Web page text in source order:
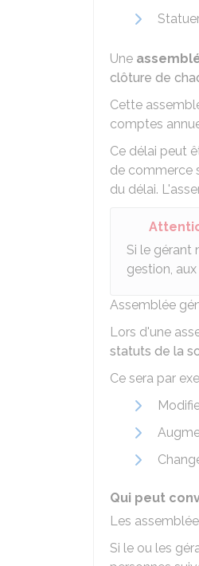
Une
clôture de
Cette
comptes
Ce délai peut
de commerce
du délai.
Si le gérant
gestion,
Assemblée
Lors d'une
statuts de la
Ce sera par
Qui peut
Les
Si le ou les